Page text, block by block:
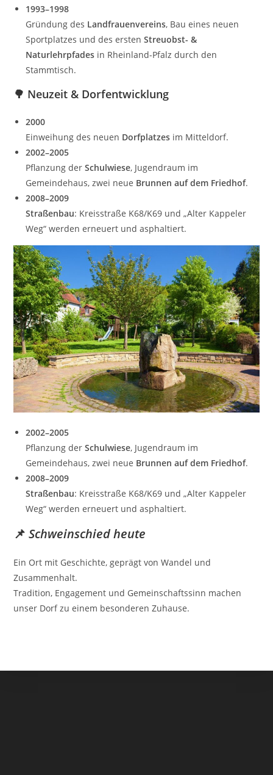
1993–1998
Gründung des Landfrauenvereins, Bau eines neuen
Sportplatzes und des erstenStreuobst- &
Naturlehrpfades in Rheinland-Pfalz durch den
Stammtisch.
🌳 Neuzeit & Dorfentwicklung
2000
Einweihung des neuen Dorfplatzes im Mitteldorf.
2002–2005
Pflanzung derSchulwiese, Jugendraum im
Gemeindehaus, zwei neue Brunnen auf dem Friedhof.
2008–2009
Straßenbau: Kreisstraße K68/K69 und „Alter Kappeler
Weg“ werden erneuert und asphaltiert.
2002–2005
Pflanzung derSchulwiese, Jugendraum im
Gemeindehaus, zwei neue Brunnen auf dem Friedhof.
2008–2009
Straßenbau: Kreisstraße K68/K69 und „Alter Kappeler
Weg“ werden erneuert und asphaltiert.
📌Schweinschied heute
Ein Ort mit Geschichte, geprägt von Wandel und
Zusammenhalt.
Tradition, Engagement und Gemeinschaftssinn machen
unser Dorf zu einem besonderen Zuhause.